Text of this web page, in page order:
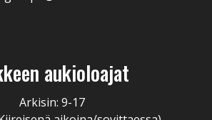
aukioloajat
Arkisin: 9-17